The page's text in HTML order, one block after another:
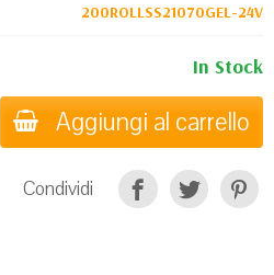
200ROLLSS21070GEL-24V
In Stock
Aggiungi al carrello
Condividi